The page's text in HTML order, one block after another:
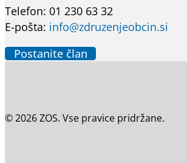
Telefon: 01 230 63 32
E-pošta: info@zdruzenjeobcin.si
Postanite član
© 2026 ZOS. Vse pravice pridržane.